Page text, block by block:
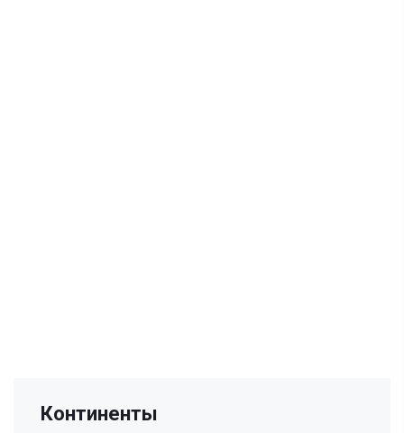
Континенты